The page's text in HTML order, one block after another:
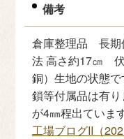
備考
倉庫整理品 長
法 高さ約17㎝
銅）生地の状態
鎖等付属品は有
が4㎜程出ています
工場ブログII（